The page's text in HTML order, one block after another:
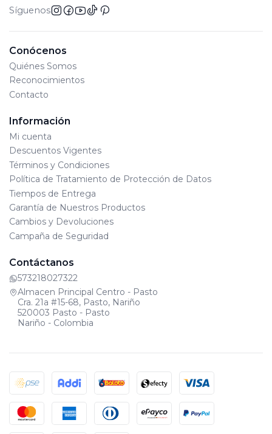
Síguenos
Conócenos
Quiénes Somos
Reconocimientos
Contacto
Información
Mi cuenta
Descuentos Vigentes
Términos y Condiciones
Política de Tratamiento de Protección de Datos
Tiempos de Entrega
Garantía de Nuestros Productos
Cambios y Devoluciones
Campaña de Seguridad
Contáctanos
573218027322
Almacen Principal Centro - Pasto
Cra. 21a #15-68, Pasto, Nariño
520003 Pasto - Pasto
Nariño - Colombia